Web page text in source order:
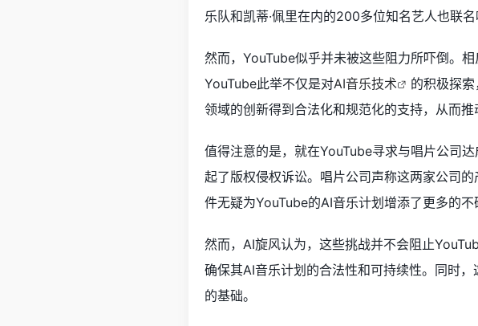
乐队和凯蒂·佩里在内的200多位知名艺人也联
然而，YouTube似乎并未被这些阻力所吓倒。
YouTube此举不仅是对AI音乐技术
的积极探
领域的创新得到合法化和规范化的支持，从而推
值得注意的是，就在YouTube寻求与唱片公司
起了版权侵权诉讼。唱片公司声称这两家公司
件无疑为YouTube的AI音乐计划增添了更多的不
然而，AI旋风认为，这些挑战并不会阻止
确保其AI音乐计划的合法性和可持续性。同时
的基础。